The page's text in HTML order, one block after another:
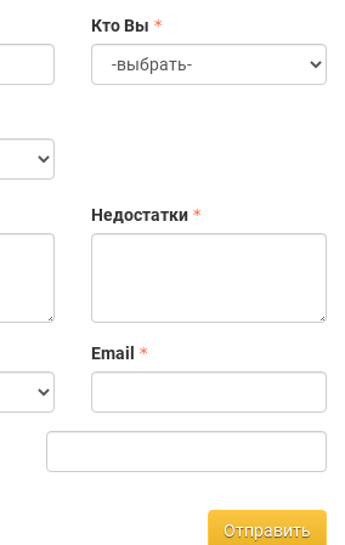
Кто Вы
Недостатки
Email
Отправить